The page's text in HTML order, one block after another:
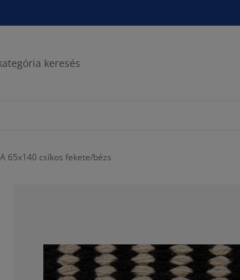
65x140 csíkos fekete/bézs